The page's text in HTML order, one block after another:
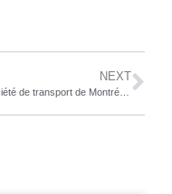
NEXT
La Société de transport de Montréal (STM) renouvèlera le quart de son parc d’autobus d’ici 2021. Près de 500 véhicules en fin de vie utile devraient être recyclés.